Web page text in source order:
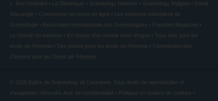
L. Ron Hubbard La Dianétique Scientology Network Scientology Religion
David
Miscavige
Commencer un cours en ligne
Les ministres volontaires de
Scientologie
Association Internationale des Scientologues
Freedom Magazine
Le chemin du bonheur
En faveur d’un monde sans drogue
Tous unis pour les
droits de l’Homme
Des jeunes pour les droits de l’Homme
Commission des
Citoyens pour les Droits de l’Homme
© 2026 Église de Scientology de Lausanne. Tous droits de reproduction et
d’adaptation réservés. Avis de confidentialité • Politique en matière de cookies •